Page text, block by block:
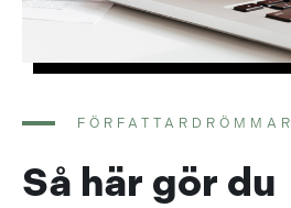
FÖRFATTARDRÖMMAR
Så här gör du